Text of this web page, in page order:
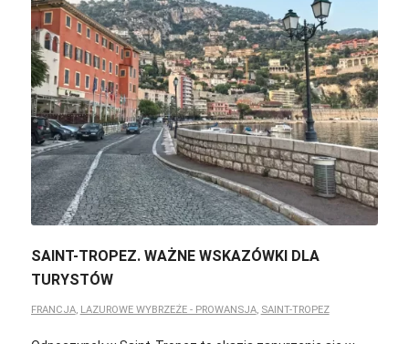
SAINT-TROPEZ. WAŻNE WSKAZÓWKI DLA
TURYSTÓW
FRANCJA, LAZUROWE WYBRZEŻE - PROWANSJA, SAINT-TROPEZ